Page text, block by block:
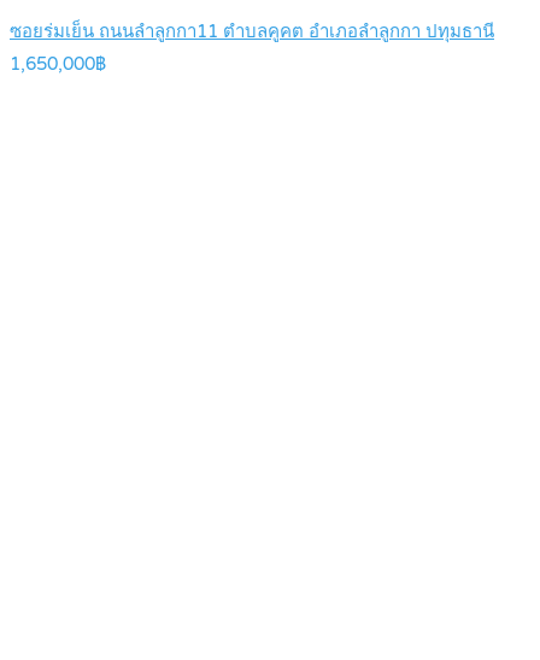
ซอยร่มเย็น ถนนลำลูกกา11 ตำบลคูคต อำเภอลำลูกกา ปทุมธานี
1,650,000฿